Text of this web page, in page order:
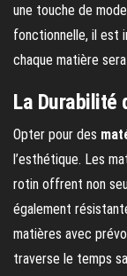
une touche de
fonctionnelle, il est
chaque matière
La Durabilité
Opter pour des
l’esthétique. Les
rotin offrent non
également
matières avec
traverse le temps